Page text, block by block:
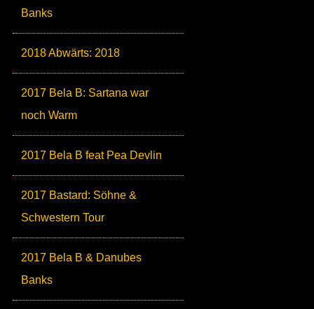
Banks
2018 Abwärts: 2018
2017 Bela B: Sartana war
noch Warm
2017 Bela B feat Pea Devlin
2017 Bastard: Söhne &
Schwestern Tour
2017 Bela B & Danubes
Banks